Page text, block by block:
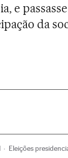
e
da
Eleições